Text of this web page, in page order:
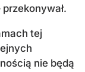
tej
nie będą